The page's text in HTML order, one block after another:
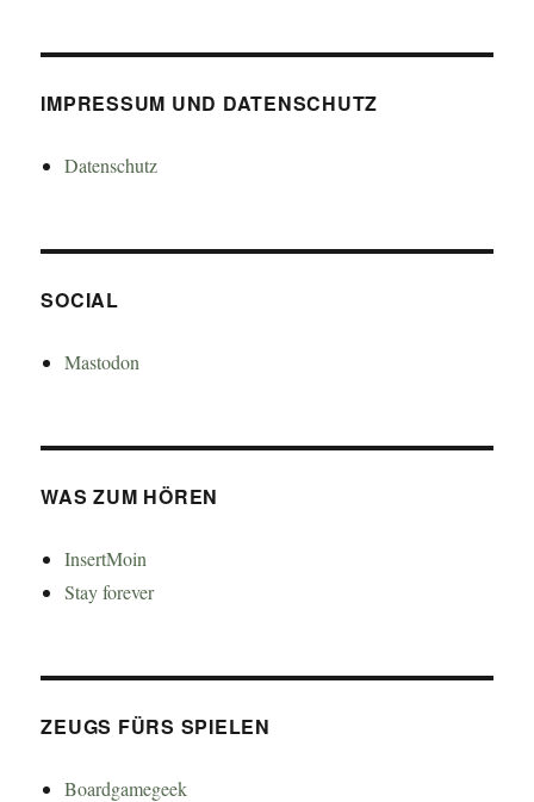
IMPRESSUM UND DATENSCHUTZ
Datenschutz
SOCIAL
Mastodon
WAS ZUM HÖREN
InsertMoin
Stay forever
ZEUGS FÜRS SPIELEN
Boardgamegeek